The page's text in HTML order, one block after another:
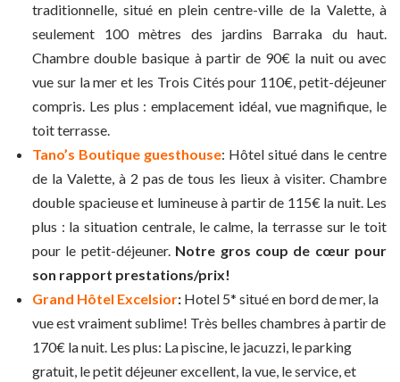
traditionnelle, situé en plein centre-ville de la Valette, à
seulement 100 mètres des jardins Barraka du haut.
Chambre double basique à partir de 90€ la nuit ou avec
vue sur la mer et les Trois Cités pour 110€, petit-déjeuner
compris. Les plus : emplacement idéal, vue magnifique, le
toit terrasse.
Tano’s Boutique guesthouse: Hôtel situé dans le centre
de la Valette, à 2 pas de tous les lieux à visiter. Chambre
double spacieuse et lumineuse à partir de 115€ la nuit. Les
plus : la situation centrale, le calme, la terrasse sur le toit
pour le petit-déjeuner. Notre gros coup de cœur pour
son rapport prestations/prix!
Grand Hôtel Excelsior: Hotel 5* situé en bord de mer, la
vue est vraiment sublime! Très belles chambres à partir de
170€ la nuit. Les plus: La piscine, le jacuzzi, le parking
gratuit, le petit déjeuner excellent, la vue, le service, et